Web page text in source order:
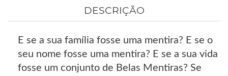
DESCRIÇÃO
E se a sua família fosse uma mentira? E se o
seu nome fosse uma mentira? E se a sua vida
fosse um conjunto de Belas Mentiras? Se